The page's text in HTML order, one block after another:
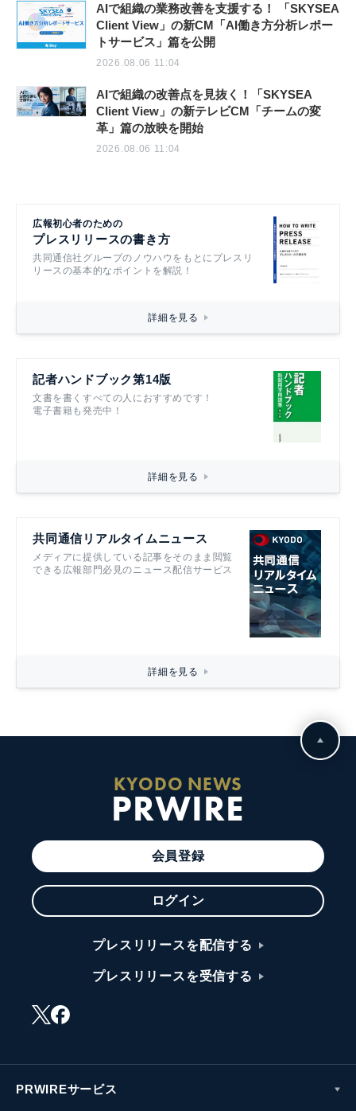
AIで組織の業務改善を支援する！ 「SKYSEA
Client View」の新CM「AI働き方分析レポー
トサービス」篇を公開
2026.08.06 11:04
AIで組織の改善点を見抜く！「SKYSEA
Client View」の新テレビCM「チームの変
革」篇の放映を開始
2026.08.06 11:04
広報初心者のための
プレスリリースの書き方
共同通信社グループのノウハウをもとにプレスリ
リースの基本的なポイントを解説！
詳細を見る
記者ハンドブック第14版
文書を書くすべての人におすすめです！
電子書籍も発売中！
詳細を見る
共同通信リアルタイムニュース
メディアに提供している記事をそのまま閲覧
できる広報部門必見のニュース配信サービス
詳細を見る
KYODO NEWS
PRWIRE
会員登録
ログイン
プレスリリースを配信する
プレスリリースを受信する
PRWIREサービス